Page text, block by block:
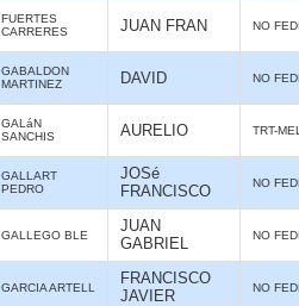
FUERTES
CARRERES
JUAN FRAN NO
GABALDON
MARTINEZ
DAVID NO
GALáN
SANCHIS
AURELIO TRT-
GALLART
PEDRO
JOSé
FRANCISCO
NO
GALLEGO BLE
JUAN
GABRIEL
NO
GARCIA ARTELL
FRANCISCO
JAVIER
NO